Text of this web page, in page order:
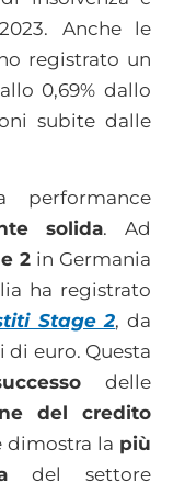
2023. Anche le
registrato un
0,69% dallo
subite dalle
performance
solida. Ad
2in Germania
ha registrato
Stage 2, da
di euro. Questa
delle
del credito
dimostra la più
del settore